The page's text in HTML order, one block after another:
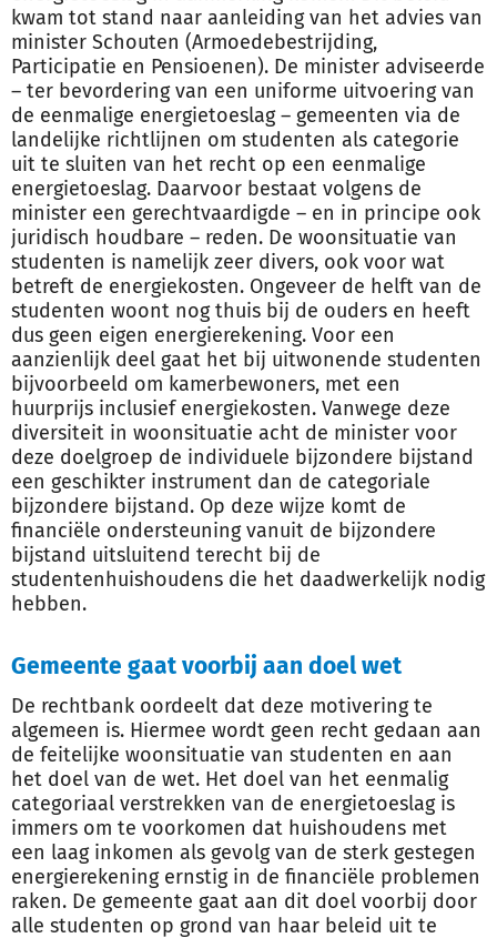
kwam tot stand naar aanleiding van het advies van
minister Schouten (Armoedebestrijding,
Participatie en Pensioenen). De minister adviseerde
– ter bevordering van een uniforme uitvoering van
de eenmalige energietoeslag – gemeenten via de
landelijke richtlijnen om studenten als categorie
uit te sluiten van het recht op een eenmalige
energietoeslag. Daarvoor bestaat volgens de
minister een gerechtvaardigde – en in principe ook
juridisch houdbare – reden. De woonsituatie van
studenten is namelijk zeer divers, ook voor wat
betreft de energiekosten. Ongeveer de helft van de
studenten woont nog thuis bij de ouders en heeft
dus geen eigen energierekening. Voor een
aanzienlijk deel gaat het bij uitwonende studenten
bijvoorbeeld om kamerbewoners, met een
huurprijs inclusief energiekosten. Vanwege deze
diversiteit in woonsituatie acht de minister voor
deze doelgroep de individuele bijzondere bijstand
een geschikter instrument dan de categoriale
bijzondere bijstand. Op deze wijze komt de
financiële ondersteuning vanuit de bijzondere
bijstand uitsluitend terecht bij de
studentenhuishoudens die het daadwerkelijk nodig
hebben.
Gemeente gaat voorbij aan doel wet
De rechtbank oordeelt dat deze motivering te
algemeen is. Hiermee wordt geen recht gedaan aan
de feitelijke woonsituatie van studenten en aan
het doel van de wet. Het doel van het eenmalig
categoriaal verstrekken van de energietoeslag is
immers om te voorkomen dat huishoudens met
een laag inkomen als gevolg van de sterk gestegen
energierekening ernstig in de financiële problemen
raken. De gemeente gaat aan dit doel voorbij door
alle studenten op grond van haar beleid uit te